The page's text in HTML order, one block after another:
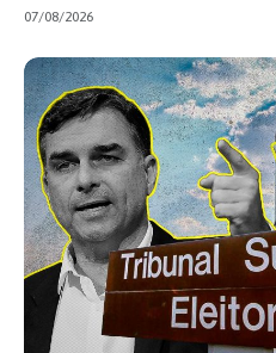
07/08/2026